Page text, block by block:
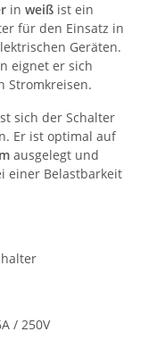
in weiß ist ein
für den Einsatz in
Geräten.
eignet er sich
Stromkreisen.
sich der Schalter
Er ist optimal auf
ausgelegt und
einer Belastbarkeit
/ 250V